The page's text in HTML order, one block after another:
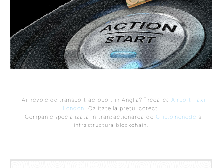
- Ai nevoie de transport aeroport in Anglia? Încearcă Airport Taxi
London . Calitate la prețul corect.
- Companie specializata in tranzactionarea de Criptomonede si
infrastructura blockchain.